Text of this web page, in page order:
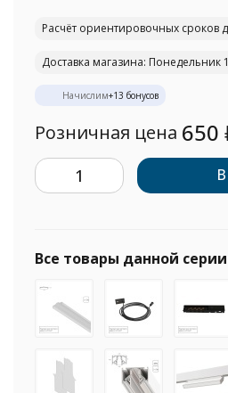
Расчёт ориентировочных сроков
Доставка магазина: Понедельник
Начислим+13 бонусов
Розничная цена 650
Все товары данной